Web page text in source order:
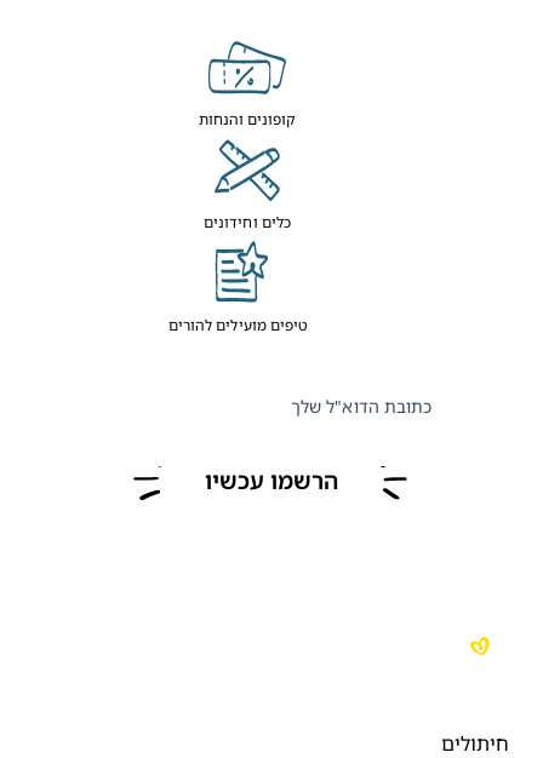
קופונים והנחות
כלים וחידונים
טיפים מועילים להורים
כתובת הדוא"ל שלך
הרשמו עכשיו